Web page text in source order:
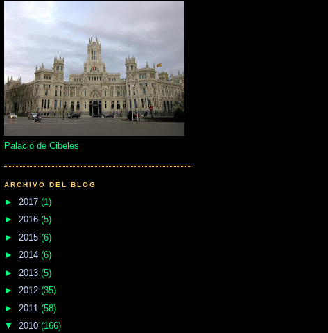
Palacio de Cibeles
ARCHIVO DEL BLOG
► 2017 (1)
► 2016 (5)
► 2015 (6)
► 2014 (6)
► 2013 (5)
► 2012 (35)
► 2011 (58)
▼ 2010 (166)